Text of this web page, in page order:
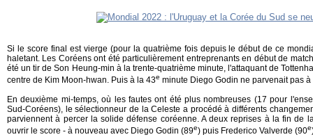
Si le score final est vierge (pour la quatrième fois depuis le début de ce
haletant. Les Coréens ont été particulièrement entreprenants en début de
été un tir de Son Heung-min à la trente-quatrième minute, l'attaquant de
centre de Kim Moon-hwan. Puis à la 43e minute Diego Godin ne parvenait pas
En deuxième mi-temps, où les fautes ont été plus nombreuses (17 pour
Sud-Coréens), le sélectionneur de la Celeste a procédé à différents
parviennent à percer la solide défense coréenne. A deux reprises à la fin de
ouvrir le score - à nouveau avec Diego Godin (89e) puis Frederico Valverde (90e